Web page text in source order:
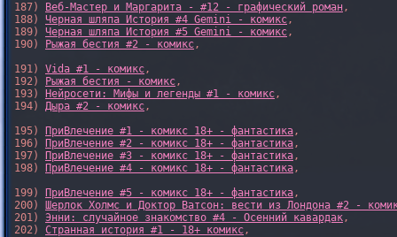
187)
Веб-Мастер и Маргарита - #12 - графический роман,
188) Черная шляпа История #4 Gemini - комикс,
189) Черная шляпа История #5 Gemini - комикс,
190)
Рыжая бестия #2 - комикс,
191) Vida #1 - комикс,
192)
Рыжая бестия - комикс,
193)
Нейросети: Мифы и легенды #1 - комикс,
194) Дыра #2 - комикс,
195)
ПриВлечение #1 - комикс 18+ - фантастика,
196)
ПриВлечение #2 - комикс 18+ - фантастика,
197)
ПриВлечение #3 - комикс 18+ - фантастика,
198)
ПриВлечение #4 - комикс 18+ - фантастика,
199)
ПриВлечение #5 - комикс 18+ - фантастика,
200) Шерлок Холмс и Доктор Ватсон: вести из Лондона #2 -
201) Энни: случайное знакомство #4 - Осенний кавардак,
202) Странная история #1 - 18+ комикс,